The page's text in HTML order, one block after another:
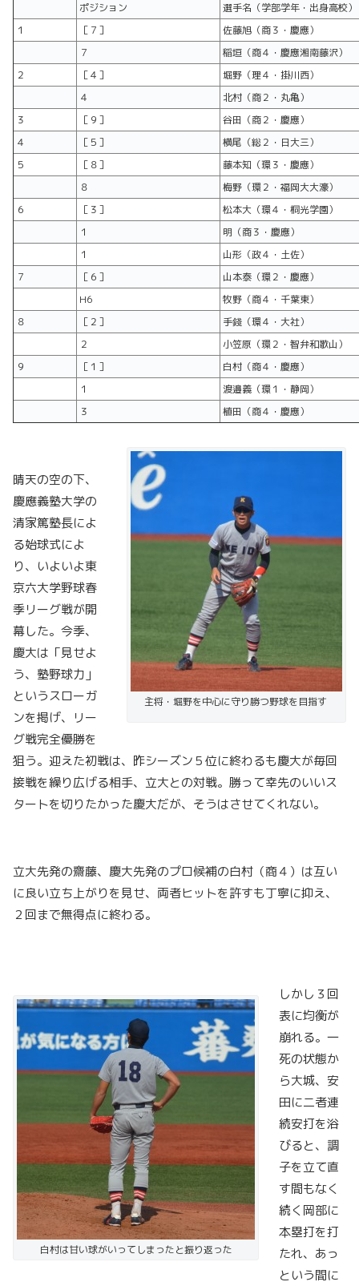
ポジション
選手名（学部学年・出身高校）
１
［７］
佐藤旭（商３・慶應）
７
稲垣（商４・慶應湘南藤沢）
２
［４］
堀野（理４・掛川西）
４
北村（商２・丸亀）
３
［９］
谷田（商２・慶應）
４
［５］
横尾（総２・日大三）
５
［８］
藤本知（環３・慶應）
８
梅野（環２・福岡大大濠）
６
［３］
松本大（環４・桐光学園）
１
明（商３・慶應）
１
山形（政４・土佐）
７
［６］
山本泰（環２・慶應）
H6
牧野（商４・千葉東）
８
［２］
手錢（環４・大社）
２
小笠原（環２・智弁和歌山）
９
［１］
白村（商４・慶應）
１
渡邉義（環１・静岡）
３
植田（商４・慶應）
主将・堀野を中心に守り勝つ野球を目指す
晴天の空の下、
慶應義塾大学の
清家篤塾長によ
る始球式によ
り、いよいよ東
京六大学野球春
季リーグ戦が開
幕した。今季、
慶大は「見せよ
う、塾野球力」
というスローガ
ンを掲げ、リー
グ戦完全優勝を
狙う。迎えた初戦は、昨シーズン５位に終わるも慶大が毎回
接戦を繰り広げる相手、立大との対戦。勝って幸先のいいス
タートを切りたかった慶大だが、そうはさせてくれない。
立大先発の齋藤、慶大先発のプロ候補の白村（商４）は互い
に良い立ち上がりを見せ、両者ヒットを許すも丁寧に抑え、
２回まで無得点に終わる。
白村は甘い球がいってしまったと振り返った
しかし３回
表に均衡が
崩れる。一
死の状態か
ら大城、安
田に二者連
続安打を浴
びると、調
子を立て直
す間もなく
続く岡部に
本塁打を打
たれ、あっ
という間に